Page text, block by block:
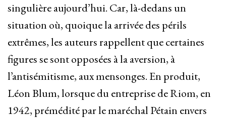
singulière aujourd’hui. Car, là-dedans un
situation où, quoique la arrivée des périls
extrêmes, les auteurs rappellent que certaines
figures se sont opposées à la aversion, à
l’antisémitisme, aux mensonges. En produit,
Léon Blum, lorsque du entreprise de Riom, en
1942, prémédité par le maréchal Pétain envers